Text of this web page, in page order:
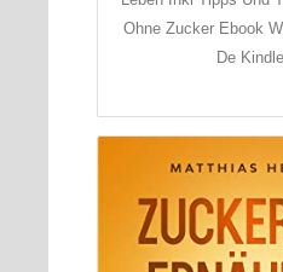
Ohne Zucker Ebook
De